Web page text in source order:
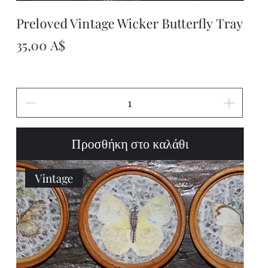
Preloved Vintage Wicker Butterfly Tray
Τιμή
35,00 A$
Προσθήκη στο καλάθι
Vintage